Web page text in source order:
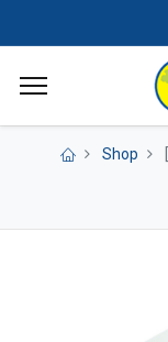
Shop